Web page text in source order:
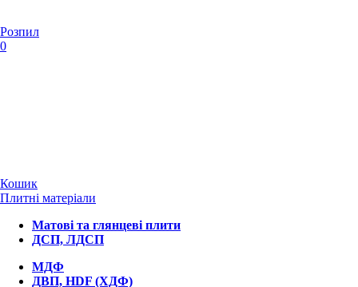
Розпил
0
Кошик
Плитні матеріали
Матові та глянцеві плити
ДСП, ЛДСП
МДФ
ДВП, HDF (ХДФ)